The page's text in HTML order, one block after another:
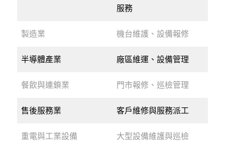
服務
製造業 機台維護、設備報修
半導體產業 廠區維運、設備管理
餐飲與連鎖業 門市報修、巡檢管理
售後服務業 客戶維修與服務派工
重電與工業設備 大型設備維護與巡檢